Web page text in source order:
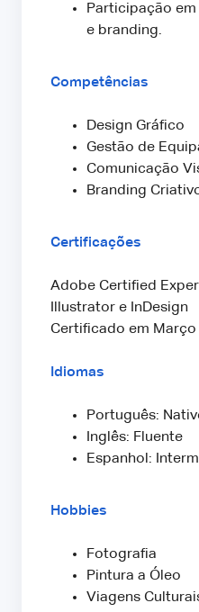
Participação
e branding.
Competências
Design Gráfico
Gestão de
Comunicação
Branding
Certificações
Adobe Certified
Illustrator e InDesign
Certificado em Março
Idiomas
Português:
Inglês: Fluente
Espanhol:
Hobbies
Fotografia
Pintura a Óleo
Viagens